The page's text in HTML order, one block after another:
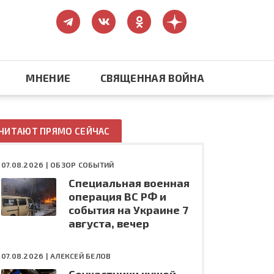
Конфликт на Украине
МНЕНИЕ СВЯЩЕННАЯ ВОЙНА
ПРЯМО СЕЙЧАС
07.08.2026 | ОБЗОР СОБЫТИЙ
Специальная военная
операция ВС РФ и
события на Украине 7
августа, вечер
07.08.2026 |АЛЕКСЕЙ БЕЛОВ